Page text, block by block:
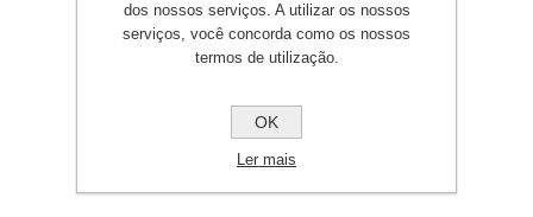
dos nossos serviços. A utilizar os nossos
serviços, você concorda como os nossos
termos de utilização.
OK
Ler mais